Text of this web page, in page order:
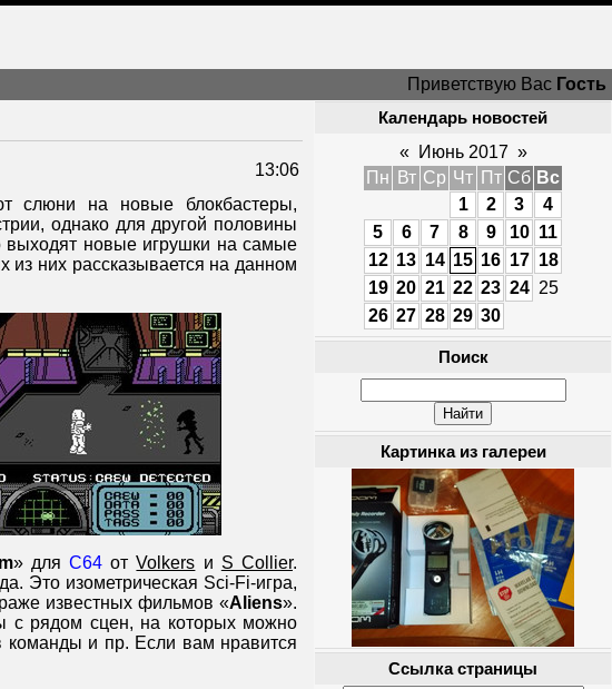
Приветствую Вас Гость
13:06
слюни на новые блокбастеры,
однако для другой половины
выходят новые игрушки на самые
из них рассказывается на данном
» дляC64 отVolkers и S Collier.
Это изометрическая Sci-Fi-игра,
известных фильмов «Aliens».
с рядом сцен, на которых можно
команды и пр. Если вам нравится
Календарь новостей
« Июнь 2017 »
Пн
Вт Ср Чт Пт Сб Вс
1
2 3
4
5
6 7 8 9 10 11
12 13 14 15 16 17 18
19 20 21 22 23 24 25
26 27 28 29 30
Поиск
Картинка из галереи
Ссылка страницы